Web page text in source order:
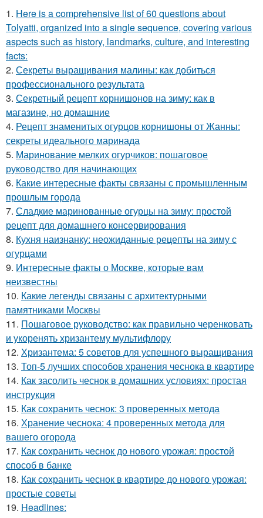
1. Here is a comprehensive list of 60 questions about
Tolyatti, organized into a single sequence, covering various
aspects such as history, landmarks, culture, and interesting
facts:
2. Секреты выращивания малины: как добиться
профессионального результата
3. Секретный рецепт корнишонов на зиму: как в
магазине, но домашние
4. Рецепт знаменитых огурцов корнишоны от Жанны:
секреты идеального маринада
5. Маринование мелких огурчиков: пошаговое
руководство для начинающих
6. Какие интересные факты связаны с промышленным
прошлым города
7. Сладкие маринованные огурцы на зиму: простой
рецепт для домашнего консервирования
8. Кухня наизнанку: неожиданные рецепты на зиму с
огурцами
9. Интересные факты о Москве, которые вам
неизвестны
10. Какие легенды связаны с архитектурными
памятниками Москвы
11. Пошаговое руководство: как правильно черенковать
и укоренять хризантему мультифлору
12. Хризантема: 5 советов для успешного выращивания
13. Топ-5 лучших способов хранения чеснока в квартире
14. Как засолить чеснок в домашних условиях: простая
инструкция
15. Как сохранить чеснок: 3 проверенных метода
16. Хранение чеснока: 4 проверенных метода для
вашего огорода
17. Как сохранить чеснок до нового урожая: простой
способ в банке
18. Как сохранить чеснок в квартире до нового урожая:
простые советы
19. Headlines: